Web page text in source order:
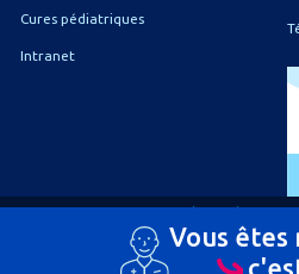
Vous êtes
Cures pédiatriques
Intranet
Politique de confidentialité